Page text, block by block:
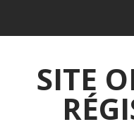
SITE